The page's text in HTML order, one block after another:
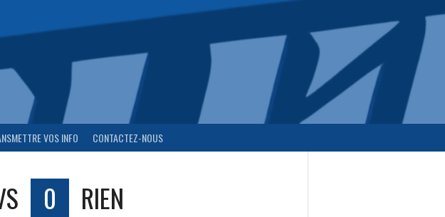
VOS INFO CONTACTEZ-NOUS
0 RIEN